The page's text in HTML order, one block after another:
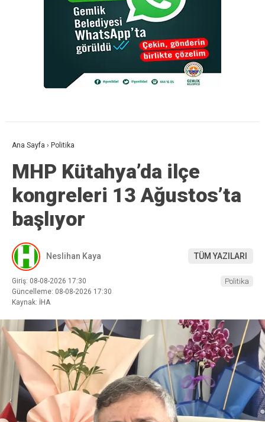
Ana Sayfa › Politika
MHP Kütahya’da ilçe
kongreleri 13 Ağustos’ta
başlıyor
Neslihan Kaya TÜM YAZILARI
Giriş: 08-08-2026 17:30
Güncelleme: 08-08-2026 17:30
Kaynak: İHA
Politika